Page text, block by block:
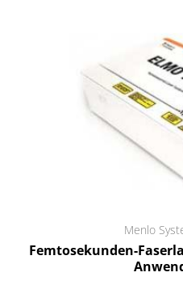
Menlo
Femtosekunden-